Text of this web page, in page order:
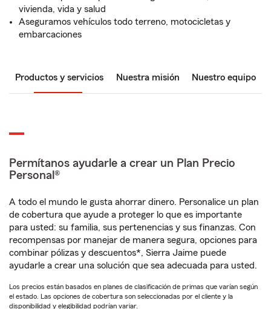
vivienda, vida y salud
Aseguramos vehículos todo terreno, motocicletas y
embarcaciones
Productos y servicios Nuestra misión Nuestro equipo
Permítanos ayudarle a crear un Plan Precio
Personal®
A todo el mundo le gusta ahorrar dinero. Personalice un plan
de cobertura que ayude a proteger lo que es importante
para usted: su familia, sus pertenencias y sus finanzas. Con
recompensas por manejar de manera segura, opciones para
combinar pólizas y descuentos*, Sierra Jaime puede
ayudarle a crear una solución que sea adecuada para usted.
Los precios están basados en planes de clasificación de primas que varían según
el estado. Las opciones de cobertura son seleccionadas por el cliente y la
disponibilidad y elegibilidad podrían variar.